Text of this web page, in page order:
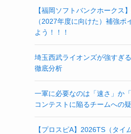
【福岡ソフトバンクホークス
（2027年度に向けた）補強ポ
よう！！！
埼玉西武ライオンズが強すぎ
徹底分析
一軍に必要なのは「速さ」か
コンテストに陥るチームへの
【プロスピA】2026TS（タイ